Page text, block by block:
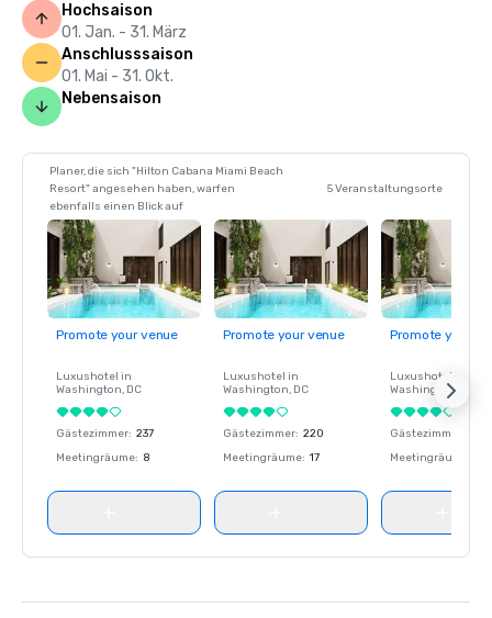
Hochsaison
01. Jan. - 31. März
Anschlusssaison
01. Mai - 31. Okt.
Nebensaison
Planer, die sich "Hilton Cabana Miami Beach
Resort" angesehen haben, warfen
ebenfalls einen Blick auf
5 Veranstaltungsorte
Promote your venue
Luxushotel in
Washington, DC
Gästezimmer: 237
Meetingräume: 8
Promote your venue
Luxushotel in
Washington, DC
Gästezimmer: 220
Meetingräume: 17
Promote your
Luxushotel in
Washington
Gästezimmer
Meetingräume